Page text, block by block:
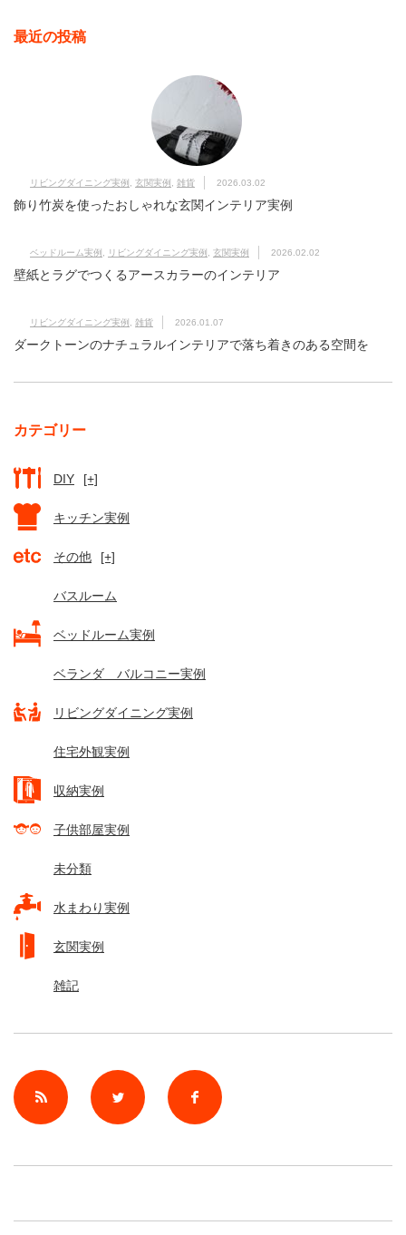
最近の投稿
リビングダイニング実例 , 玄関実例 , 雑貨 2026.03.02
飾り竹炭を使ったおしゃれな玄関インテリア実例
ベッドルーム実例 , リビングダイニング実例 , 玄関実例 2026.02.02
壁紙とラグでつくるアースカラーのインテリア
リビングダイニング実例 , 雑貨 2026.01.07
ダークトーンのナチュラルインテリアで落ち着きのある空間を
カテゴリー
DIY [+]
キッチン実例
その他 [+]
バスルーム
ベッドルーム実例
ベランダ バルコニー実例
リビングダイニング実例
住宅外観実例
収納実例
子供部屋実例
未分類
水まわり実例
玄関実例
雑記
Twitter